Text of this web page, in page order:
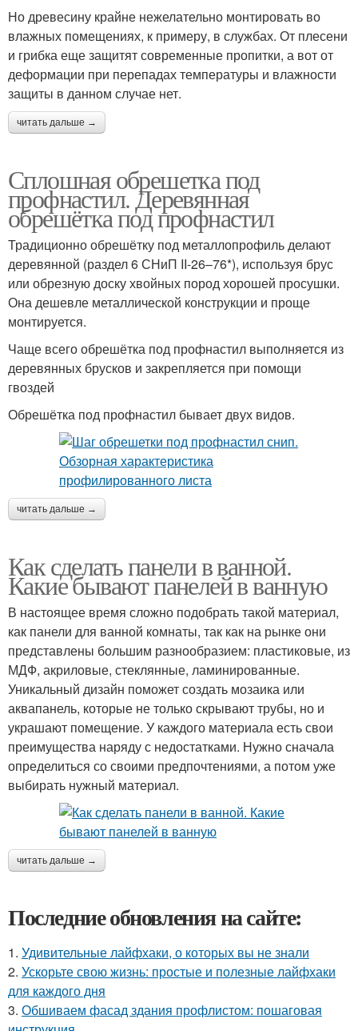
Но древесину крайне нежелательно монтировать во
влажных помещениях, к примеру, в службах. От плесени
и грибка еще защитят современные пропитки, а вот от
деформации при перепадах температуры и влажности
защиты в данном случае нет.
читать дальше →
Сплошная обрешетка под
профнастил. Деревянная
обрешётка под профнастил
Традиционно обрешётку под металлопрофиль делают
деревянной (раздел 6 СНиП II-26–76*), используя брус
или обрезную доску хвойных пород хорошей просушки.
Она дешевле металлической конструкции и проще
монтируется.
Чаще всего обрешётка под профнастил выполняется из
деревянных брусков и закрепляется при помощи
гвоздей
Обрешётка под профнастил бывает двух видов.
читать дальше →
Как сделать панели в ванной.
Какие бывают панелей в ванную
В настоящее время сложно подобрать такой материал,
как панели для ванной комнаты, так как на рынке они
представлены большим разнообразием: пластиковые, из
МДФ, акриловые, стеклянные, ламинированные.
Уникальный дизайн поможет создать мозаика или
аквапанель, которые не только скрывают трубы, но и
украшают помещение. У каждого материала есть свои
преимущества наряду с недостатками. Нужно сначала
определиться со своими предпочтениями, а потом уже
выбирать нужный материал.
читать дальше →
Последние обновления на сайте:
1. Удивительные лайфхаки, о которых вы не знали
2. Ускорьте свою жизнь: простые и полезные лайфхаки
для каждого дня
3. Обшиваем фасад здания профлистом: пошаговая